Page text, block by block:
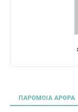
ΠΑΡΟΜΟΙΑ ΑΡΘΡΑ